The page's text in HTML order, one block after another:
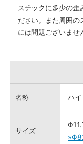
スチックに多少の歪
ださい。また周囲の
には問題ございませ
名称 ハイ
サイズ